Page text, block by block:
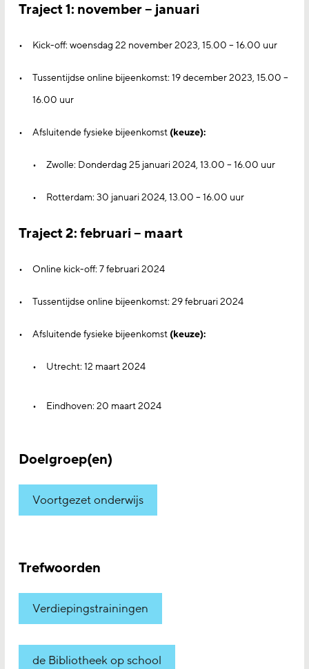
Traject 1: november – januari
Kick-off: woensdag 22 november 2023, 15.00 – 16.00 uur
Tussentijdse online bijeenkomst: 19 december 2023, 15.00 –
16.00 uur
Afsluitende fysieke bijeenkomst (keuze):
Zwolle: Donderdag 25 januari 2024, 13.00 – 16.00 uur
Rotterdam: 30 januari 2024, 13.00 – 16.00 uur
Traject 2: februari – maart
Online kick-off: 7 februari 2024
Tussentijdse online bijeenkomst: 29 februari 2024
Afsluitende fysieke bijeenkomst (keuze):
Utrecht: 12 maart 2024
Eindhoven: 20 maart 2024
Doelgroep(en)
Voortgezet onderwijs
Trefwoorden
Verdiepingstrainingen
de Bibliotheek op school